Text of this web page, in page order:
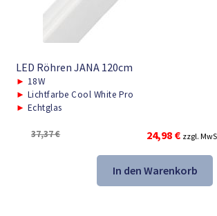
LED Röhren JANA 120cm
► 18W
► Lichtfarbe Cool White Pro
► Echtglas
37,37€
Ursprünglicher
Preis
war:
37,37 €
24,98 €
Preis
ist:
24,98 €.
zzgl.
In den Warenkorb